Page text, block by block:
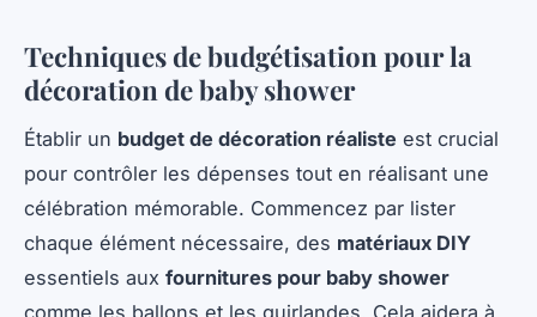
Techniques de budgétisation pour la
décoration de baby shower
Établir un budget de décoration réaliste est crucial
pour contrôler les dépenses tout en réalisant une
célébration mémorable. Commencez par lister
chaque élément nécessaire, des matériaux DIY
essentiels aux fournitures pour baby shower